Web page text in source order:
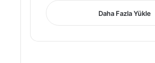
Daha Fazla Yükle